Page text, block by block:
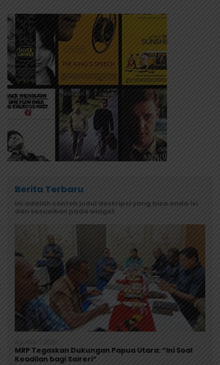
Berita Terbaru
Ini adalah contoh judul deskripsi yang bisa anda isi
dan sesuaikan pada widget
Agustus 7, 2026
MRP Tegaskan Dukungan Papua Utara: “Ini Soal
Keadilan bagi Saireri”